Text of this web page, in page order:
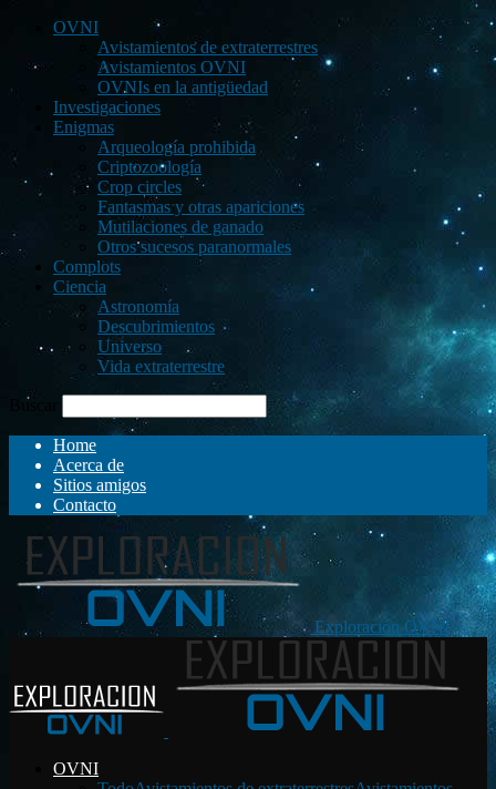
OVNI
Avistamientos de extraterrestres
Avistamientos OVNI
OVNIs en la antigüedad
Investigaciones
Enigmas
Arqueología prohibida
Criptozoología
Crop circles
Fantasmas y otras apariciones
Mutilaciones de ganado
Otros sucesos paranormales
Complots
Ciencia
Astronomía
Descubrimientos
Universo
Vida extraterrestre
Buscar
Home
Acerca de
Sitios amigos
Contacto
Exploración OVNI
OVNI